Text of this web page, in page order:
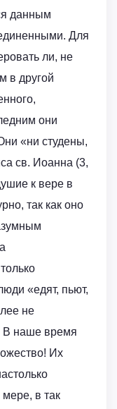
данным
Для
ли, не
в другой
они
«ни студены,
св. Иоанна (3,
к вере в
так как оно
«едят, пьют,
не
В наше время
Их
в так